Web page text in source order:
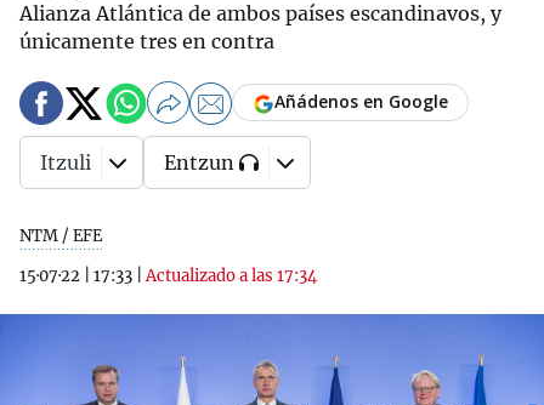
Alianza Atlántica de ambos países escandinavos, y
únicamente tres en contra
NTM / EFE
15·07·22
17:33 |Actualizado a las 17:34
Añádenos en Google
Itzuli Entzun